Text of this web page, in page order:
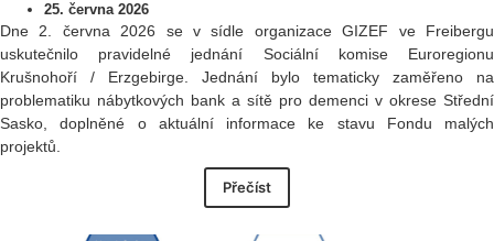
25. června 2026
Dne 2. června 2026 se v sídle organizace GIZEF ve Freibergu
uskutečnilo pravidelné jednání Sociální komise Euroregionu
Krušnohoří / Erzgebirge. Jednání bylo tematicky zaměřeno na
problematiku nábytkových bank a sítě pro demenci v okrese Střední
Sasko, doplněné o aktuální informace ke stavu Fondu malých
projektů.
Přečíst